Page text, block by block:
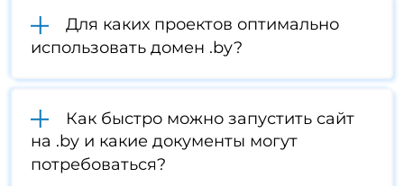
Для каких проектов оптимально
использовать домен .by?
Как быстро можно запустить сайт
на .by и какие документы могут
потребоваться?